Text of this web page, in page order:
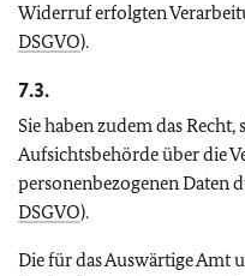
Widerruf erfolgten
DSGVO).
7.3.
Sie haben zudem das
Aufsichtsbehörde über die
personenbezogenen Daten
DSGVO).
Die für das Auswärtige Amt